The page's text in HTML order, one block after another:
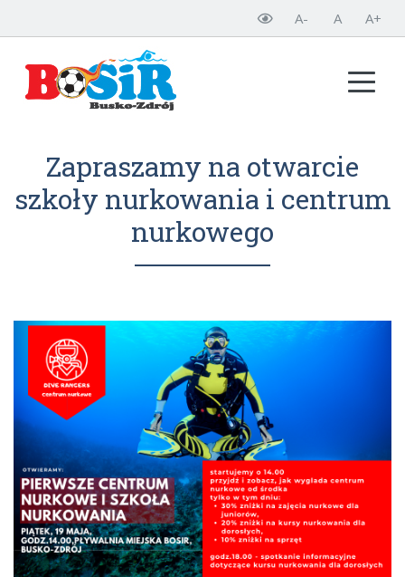
A- A A+
Zapraszamy na otwarcie
szkoły nurkowania i centrum
nurkowego